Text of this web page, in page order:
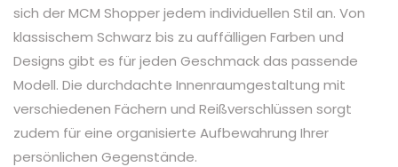
sich der MCM Shopper jedem individuellen Stil an. Von
klassischem Schwarz bis zu auffälligen Farben und
Designs gibt es für jeden Geschmack das passende
Modell. Die durchdachte Innenraumgestaltung mit
verschiedenen Fächern und Reißverschlüssen sorgt
zudem für eine organisierte Aufbewahrung Ihrer
persönlichen Gegenstände.